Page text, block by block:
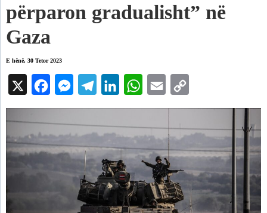
përparon gradualisht” në
Gaza
E hënë, 30 Tetor 2023
Facebook Messenger Telegram LinkedIn